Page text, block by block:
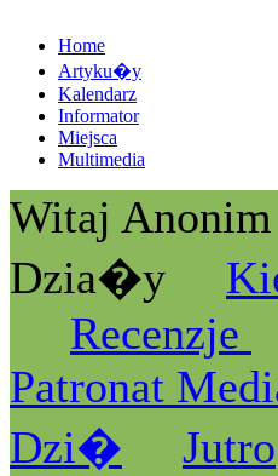
Home
Artyku�y
Kalendarz
Informator
Miejsca
Multimedia
Witaj
Dzia�y
Recenzje
Patronat
Dzi�
Jutro